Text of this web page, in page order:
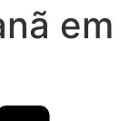
em